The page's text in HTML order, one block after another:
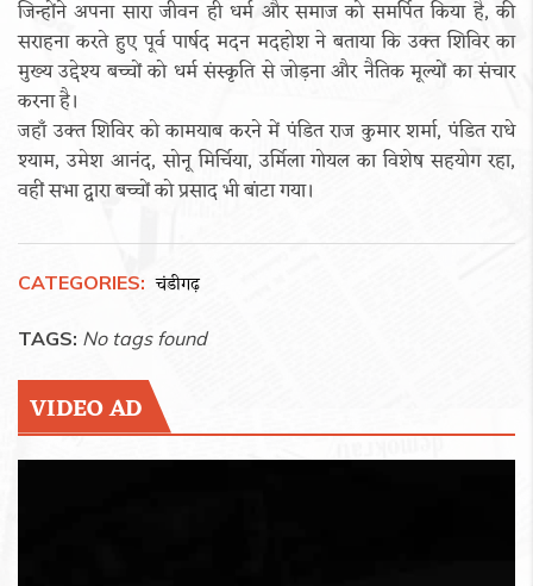
जिन्होंने अपना सारा जीवन ही धर्म और समाज को समर्पित किया है, की
सराहना करते हुए पूर्व पार्षद मदन मदहोश ने बताया कि उक्त शिविर का
मुख्य उद्देश्य बच्चों को धर्म संस्कृति से जोड़ना और नैतिक मूल्यों का संचार
करना है।
जहाँ उक्त शिविर को कामयाब करने में पंडित राज कुमार शर्मा, पंडित राधे
श्याम, उमेश आनंद, सोनू मिर्चिया, उर्मिला गोयल का विशेष सहयोग रहा,
वहीं सभा द्वारा बच्चों को प्रसाद भी बांटा गया।
CATEGORIES: चंडीगढ़
TAGS: No tags found
VIDEO AD